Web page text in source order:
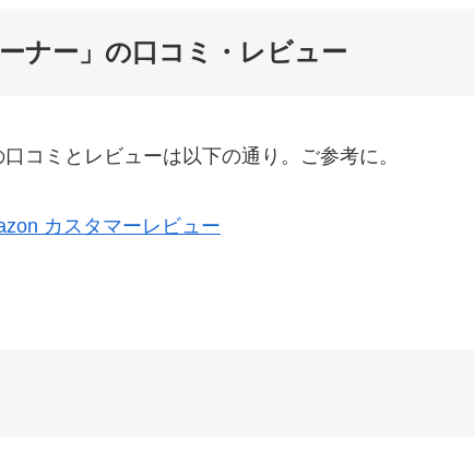
ナー」の口コミ・レビュー
コミとレビューは以下の通り。ご参考に。
カスタマーレビュー